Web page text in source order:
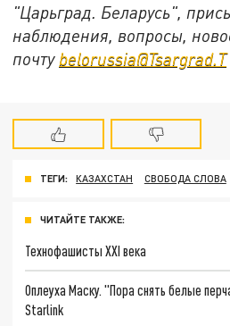
"Царьград. Беларусь",
наблюдения, вопросы,
почту belorussia@Tsargrad.T
ТЕГИ: КАЗАХСТАН СВОБОДА СЛОВА
ЧИТАЙТЕ ТАКЖЕ:
Технофашисты XXI века
Оплеуха Маску. "Пора снять белые
Starlink